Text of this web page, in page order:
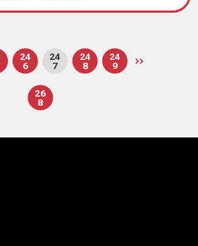
24
6
24
7
24
8
24
9
26
8